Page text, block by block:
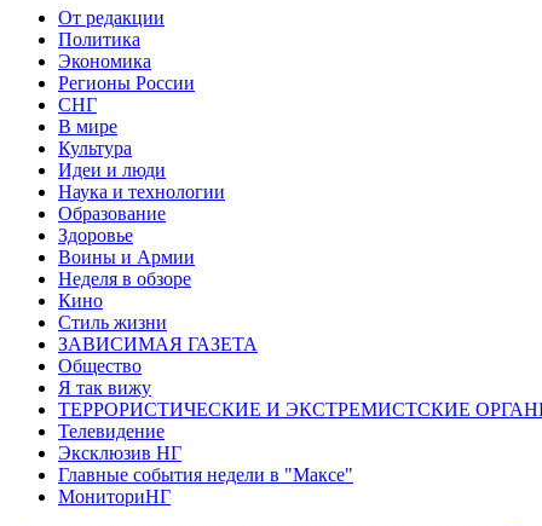
От редакции
Политика
Экономика
Регионы России
СНГ
В мире
Культура
Идеи и люди
Наука и технологии
Образование
Здоровье
Воины и Армии
Неделя в обзоре
Кино
Стиль жизни
ЗАВИСИМАЯ ГАЗЕТА
Общество
Я так вижу
ТЕРРОРИСТИЧЕСКИЕ И ЭКСТРЕМИСТСКИЕ
Телевидение
Эксклюзив НГ
Главные события недели в "Максе"
МониториНГ